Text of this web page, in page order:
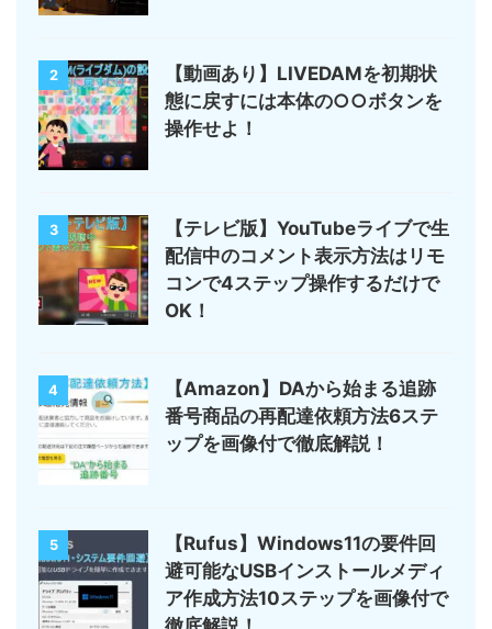
2
【動画あり】LIVEDAMを初期状
態に戻すには本体の○○ボタンを
操作せよ！
3
【テレビ版】YouTubeライブで生
配信中のコメント表示方法はリモ
コンで4ステップ操作するだけで
OK！
4
【Amazon】DAから始まる追跡
番号商品の再配達依頼方法6ステ
ップを画像付で徹底解説！
5
【Rufus】Windows11の要件回
避可能なUSBインストールメディ
ア作成方法10ステップを画像付で